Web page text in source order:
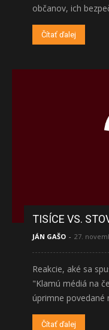
občanov, ich
Čítať ďalej
TISÍCE VS.
JÁN GAŠO - 27.
Reakcie, aké sa
"Klamú médiá na
úprimne povedané
Čítať ďalej